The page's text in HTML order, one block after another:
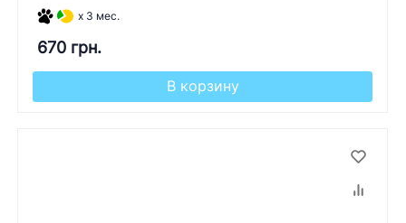
x 3 мес.
670 грн.
В корзину